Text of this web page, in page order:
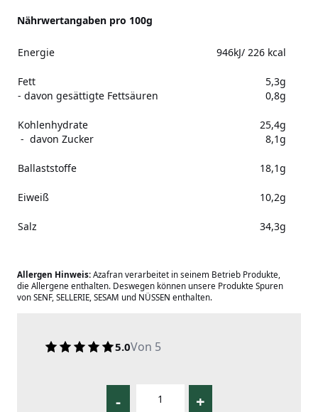
Nährwertangaben pro 100g
Energie 946kJ/ 226 kcal
Fett
- davon gesättigte Fettsäuren
5,3g
0,8g
Kohlenhydrate
- davon Zucker
25,4g
8,1g
Ballaststoffe 18,1g
Eiweiß 10,2g
Salz 34,3g
Allergen Hinweis: Azafran verarbeitet in seinem Betrieb Produkte,
die Allergene enthalten. Deswegen können unsere Produkte Spuren
von SENF, SELLERIE, SESAM und NÜSSEN enthalten.
5.0Von 5
- +